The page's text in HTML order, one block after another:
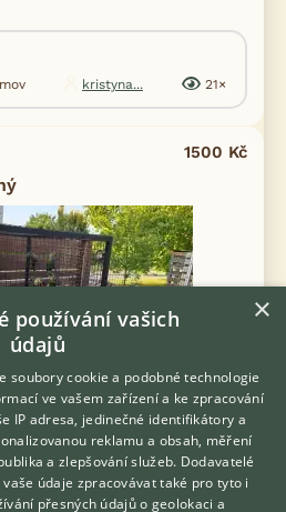
kristyna... 21×
1500 Kč
- 4x letošní mladé bez DNA
cena
město
petr.j 21×
Hledáte zvířecího kamaráda?
Zdarma vám poradí
×
používání vašich
údajů
soubory cookie a podobné technologie
ve vašem zařízení a ke zpracování
IP adresa, jedinečné identifikátory a
reklamu a obsah, měření
a zlepšování služeb. Dodavatelé
vaše údaje zpracovávat také pro tyto i
přesných údajů o geolokaci a